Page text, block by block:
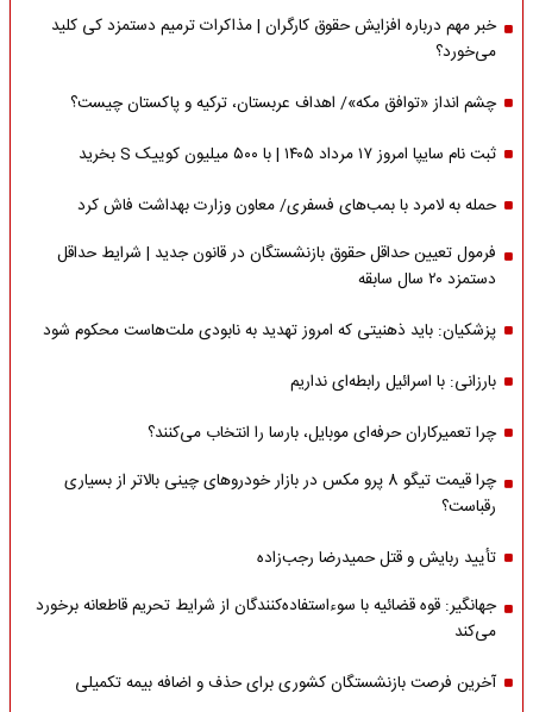
خبر مهم درباره افزایش حقوق کارگران | مذاکرات ترمیم دستمزد کی کلید
می‌خورد؟
چشم انداز «توافق مکه»/ اهداف عربستان، ترکیه و پاکستان چیست؟
ثبت نام سایپا امروز ۱۷ مرداد ۱۴۰۵ | با ۵۰۰ میلیون کوییک S بخرید
حمله به لامرد با بمب‌های فسفری/ معاون وزارت بهداشت فاش کرد
فرمول تعیین حداقل حقوق بازنشستگان در قانون جدید | شرایط حداقل
دستمزد ۲۰ سال سابقه
پزشکیان: باید ذهنیتی که امروز تهدید به نابودی ملت‌هاست محکوم شود
بارزانی: با اسرائیل رابطه‌ای نداریم
چرا تعمیرکاران حرفه‌ای موبایل، بارسا را انتخاب می‌کنند؟
چرا قیمت تیگو 8 پرو مکس در بازار خودروهای چینی بالاتر از بسیاری
رقباست؟
تأیید ربایش و قتل حمیدرضا رجب‌زاده
جهانگیر: قوه قضائیه با سوءاستفاده‌کنندگان از شرایط تحریم قاطعانه برخورد
می‌کند
آخرین فرصت بازنشستگان کشوری برای حذف و اضافه بیمه تکمیلی